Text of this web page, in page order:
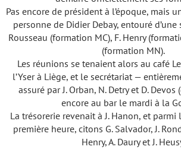
Pas encore de président à l’époque, mais
personne de Didier Debay, entouré
Rousseau (formation MC), F. Henry
(formation MN).
Les réunions se tenaient alors au café
l’Yser à Liège, et le secrétariat —
assuré par J. Orban, N. Detry et D.
encore au bar le mardi à la
La trésorerie revenait à J. Hanon, et
première heure, citons G. Salvador, J.
Henry, A. Daury et J.